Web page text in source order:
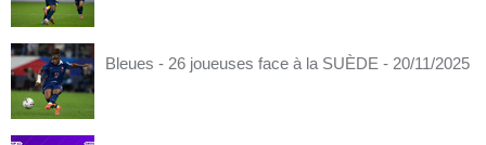
Bleues - 26 joueuses face à la SUÈDE - 20/11/2025